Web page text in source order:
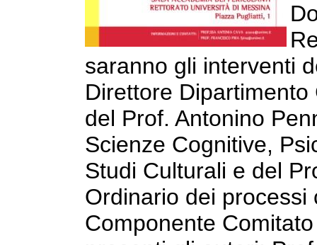
saranno gli interventi
Direttore
del Prof. Antonino
Scienze Cognitive,
Studi Culturali e del
Ordinario dei
Componente